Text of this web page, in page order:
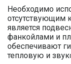
Необходимо
отсутствующим
является
фанкойлами и
обеспечивают
тепловую и